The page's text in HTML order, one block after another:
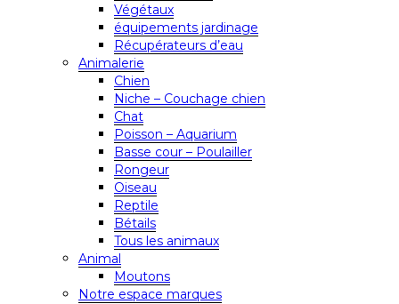
Végétaux
équipements jardinage
Récupérateurs d’eau
Animalerie
Chien
Niche – Couchage chien
Chat
Poisson – Aquarium
Basse cour – Poulailler
Rongeur
Oiseau
Reptile
Bétails
Tous les animaux
Animal
Moutons
Notre espace marques